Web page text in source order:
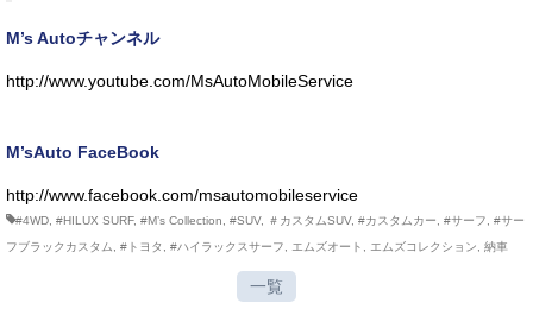
M’s Autoチャンネル
http://www.youtube.com/MsAutoMobileService
M’sAuto FaceBook
http://www.facebook.com/msautomobileservice
#4WD #HILUX SURF, #M’s Collection #SUV, ＃カスタムSUV, #カスタムカー #サーフ
#サー
フブラックカスタム
#トヨタ #ハイラックスサーフ エムズオート エムズコレクション 納車
一覧